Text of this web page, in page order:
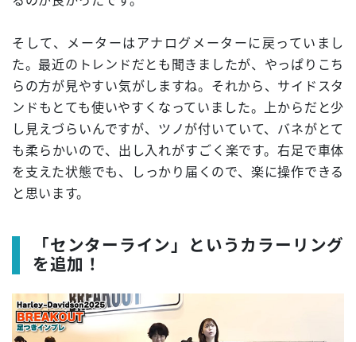
そして、メーターはアナログメーターに戻っていまし
た。最近のトレンドだとも聞きましたが、やっぱりこち
らの方が見やすい気がしますね。それから、サイドスタ
ンドもとても使いやすくなっていました。上からだと少
し見えづらいんですが、ツノが付いていて、バネがとて
も柔らかいので、出し入れがすごく楽です。右足で車体
を支えた状態でも、しっかり届くので、楽に操作できる
と思います。
「センターライン」というカラーリング
を追加！